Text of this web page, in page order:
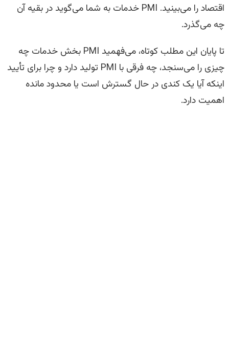
اقتصاد را می‌بینید. PMI خدمات به شما می‌گوید در بقیه آن
چه می‌گذرد.
تا پایان این مطلب کوتاه، می‌فهمید PMI بخش خدمات چه
چیزی را می‌سنجد، چه فرقی با PMI تولید دارد و چرا برای تأیید
اینکه آیا یک کندی در حال گسترش است یا محدود مانده
اهمیت دارد.